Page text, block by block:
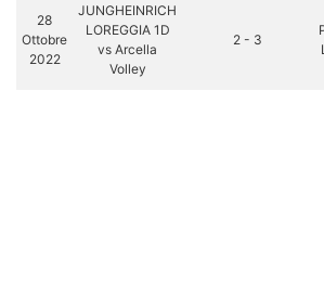
28
Ottobre
2022
JUNGHEINRICH
LOREGGIA 1D
vs Arcella
Volley
2 - 3